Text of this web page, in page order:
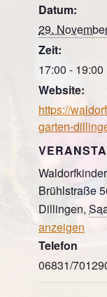
Datum:
29.
Zeit:
17:00 - 19:00
Website:
https://
garten-
Brühlstraße
Dillingen,
anzeigen
Telefon
06831/